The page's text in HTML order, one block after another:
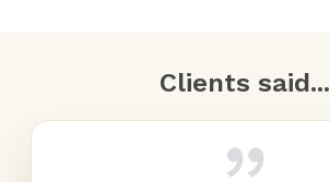
Clients said...